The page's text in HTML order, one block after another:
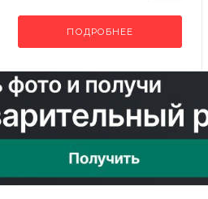
ПОДРОБНЕЕ